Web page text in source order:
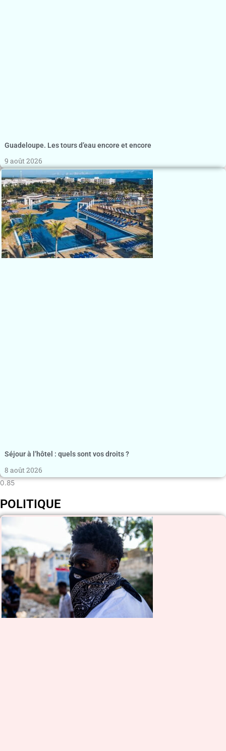
Guadeloupe. Les tours d’eau encore et encore
9 août 2026
Séjour à l’hôtel : quels sont vos droits ?
8 août 2026
POLITIQUE